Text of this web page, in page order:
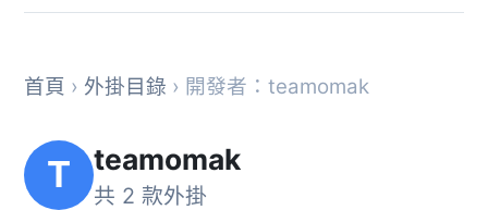
首頁 › 外掛目錄 › 開發者：teamomak
T teamomak
共 2 款外掛